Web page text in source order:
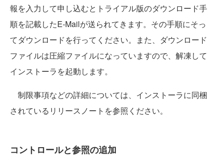
報を入力して申し込むとトライアル版のダウンロード手
順を記載したE-Mailが送られてきます。その手順にそっ
てダウンロードを行ってください。また、ダウンロード
ファイルは圧縮ファイルになっていますので、解凍して
インストーラを起動します。
制限事項などの詳細については、インストーラに同梱
されているリリースノートを参照ください。
コントロールと参照の追加